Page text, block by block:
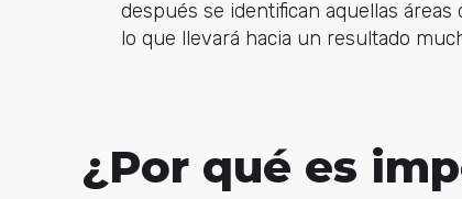
después se identifican aquellas
lo que llevará hacia un resultado
¿Por qué es